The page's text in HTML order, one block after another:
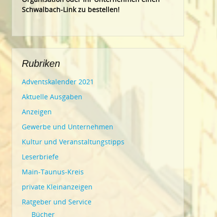
Schwalbach-Link zu bestellen!
Rubriken
Adventskalender 2021
Aktuelle Ausgaben
Anzeigen
Gewerbe und Unternehmen
Kultur und Veranstaltungstipps
Leserbriefe
Main-Taunus-Kreis
private Kleinanzeigen
Ratgeber und Service
Bücher